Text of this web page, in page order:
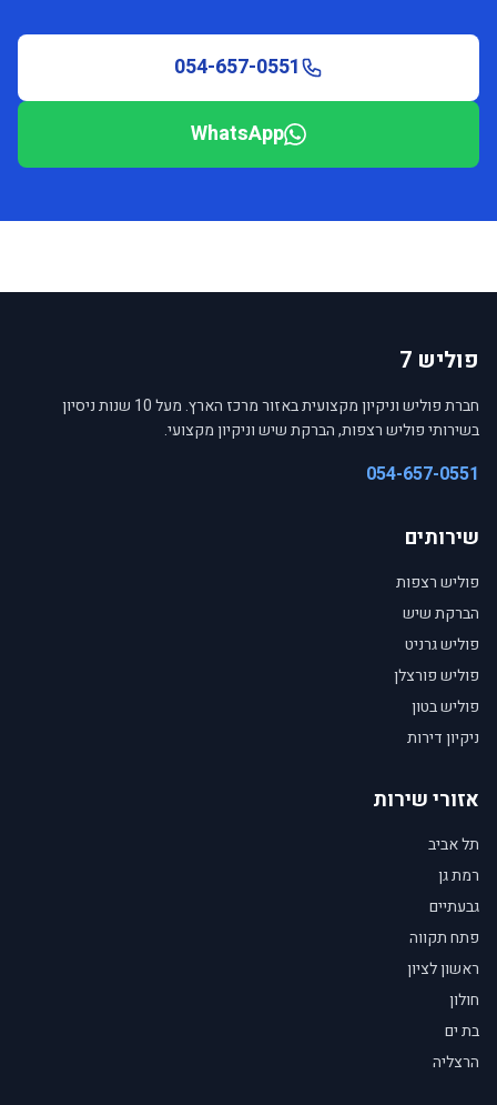
054-657-0551
WhatsApp
פוליש 7
חברת פוליש וניקיון מקצועית באזור מרכז הארץ. מעל 10 שנות ניסיון
בשירותי פוליש רצפות, הברקת שיש וניקיון מקצועי.
054-657-0551
שירותים
פוליש רצפות
הברקת שיש
פוליש גרניט
פוליש פורצלן
פוליש בטון
ניקיון דירות
אזורי שירות
תל אביב
רמת גן
גבעתיים
פתח תקווה
ראשון לציון
חולון
בת ים
הרצליה